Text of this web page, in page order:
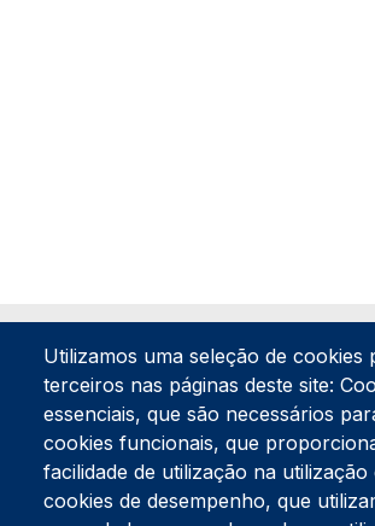
Tel:234 390 100Fax:234 390 100
Utilizamos uma seleção de cookies
terceiros nas páginas deste site:
essenciais, que são necessários
cookies funcionais, que
facilidade de utilização na utilização
cookies de desempenho, que